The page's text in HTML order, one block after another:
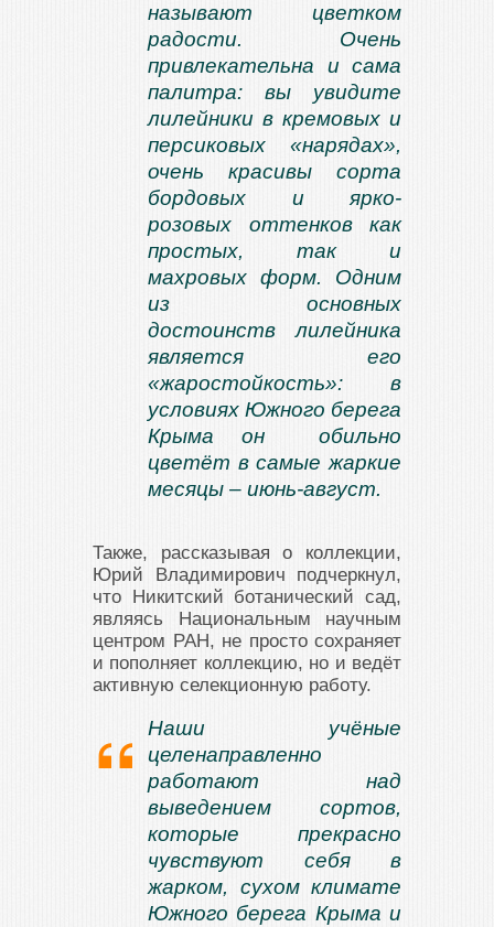
называют цветком
радости. Очень
привлекательна и сама
палитра: вы увидите
лилейники в кремовых и
персиковых «нарядах»,
очень красивы сорта
бордовых и ярко-
розовых оттенков как
простых, так и
махровых форм. Одним
из основных
достоинств лилейника
является его
«жаростойкость»: в
условиях Южного берега
Крыма он обильно
цветёт в самые жаркие
месяцы – июнь-август.
Также, рассказывая о коллекции,
Юрий Владимирович подчеркнул,
что Никитский ботанический сад,
являясь Национальным научным
центром РАН, не просто сохраняет
и пополняет коллекцию, но и ведёт
активную селекционную работу.
Наши учёные
целенаправленно
работают над
выведением сортов,
которые прекрасно
чувствуют себя в
жарком, сухом климате
Южного берега Крыма и